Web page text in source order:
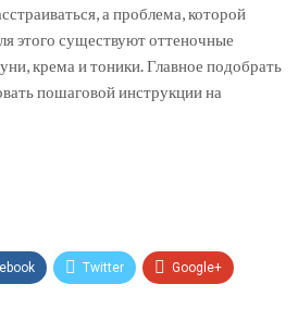
а проблема, которой
этого существуют оттеночные
крема и тоники. Главное подобрать
пошаговой инструкции на
Twitter Google+